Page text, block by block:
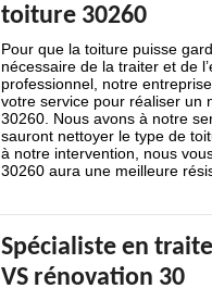
toiture 30260
Pour que la toiture puisse
nécessaire de la traiter et de
professionnel, notre
votre service pour réaliser un
30260. Nous avons à notre
sauront nettoyer le type de
à notre intervention, nous
30260 aura une meilleure
Spécialiste en
VS rénovation 30